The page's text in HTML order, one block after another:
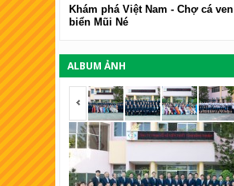
Khám phá Việt Nam - Chợ cá ven
biển Mũi Né
ALBUM ẢNH
<span></span>